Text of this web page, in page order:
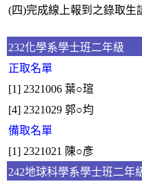
(四)完成線上報到之錄取生
232化學系學士班二年級
正取名單
[1] 2321006 葉○瑄
[4] 2321029 郭○均
備取名單
[1] 2321021 陳○彥
242地球科學系學士班二年